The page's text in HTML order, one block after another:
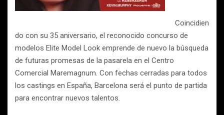
Coincidien
do con su 35 aniversario, el reconocido concurso de
modelos Elite Model Look emprende de nuevo la búsqueda
de futuras promesas de la pasarela en el Centro
Comercial Maremagnum. Con fechas cerradas para todos
los castings en España, Barcelona será el punto de partida
para encontrar nuevos talentos.